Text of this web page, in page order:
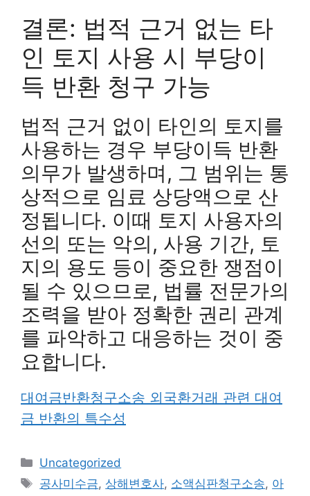
결론: 법적 근거 없는 타
인 토지 사용 시 부당이
득 반환 청구 가능
법적 근거 없이 타인의 토지를
사용하는 경우 부당이득 반환
의무가 발생하며, 그 범위는 통
상적으로 임료 상당액으로 산
정됩니다. 이때 토지 사용자의
선의 또는 악의, 사용 기간, 토
지의 용도 등이 중요한 쟁점이
될 수 있으므로, 법률 전문가의
조력을 받아 정확한 권리 관계
를 파악하고 대응하는 것이 중
요합니다.
대여금반환청구소송 외국환거래 관련 대여
금 반환의 특수성
Categories
Uncategorized
Tags
공사미수금, 상해변호사, 소액심판청구소송, 아